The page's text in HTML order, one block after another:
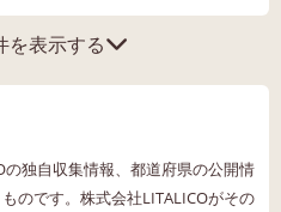
を表示する
独自収集情報、都道府県の公開情
のです。株式会社LITALICOがその